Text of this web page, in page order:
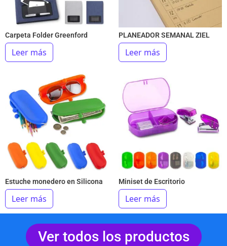
Carpeta Folder Greenford
Leer más
PLANEADOR SEMANAL ZIEL
Leer más
Estuche monedero en Silicona
Leer más
Miniset de Escritorio
Leer más
Ver todos los productos